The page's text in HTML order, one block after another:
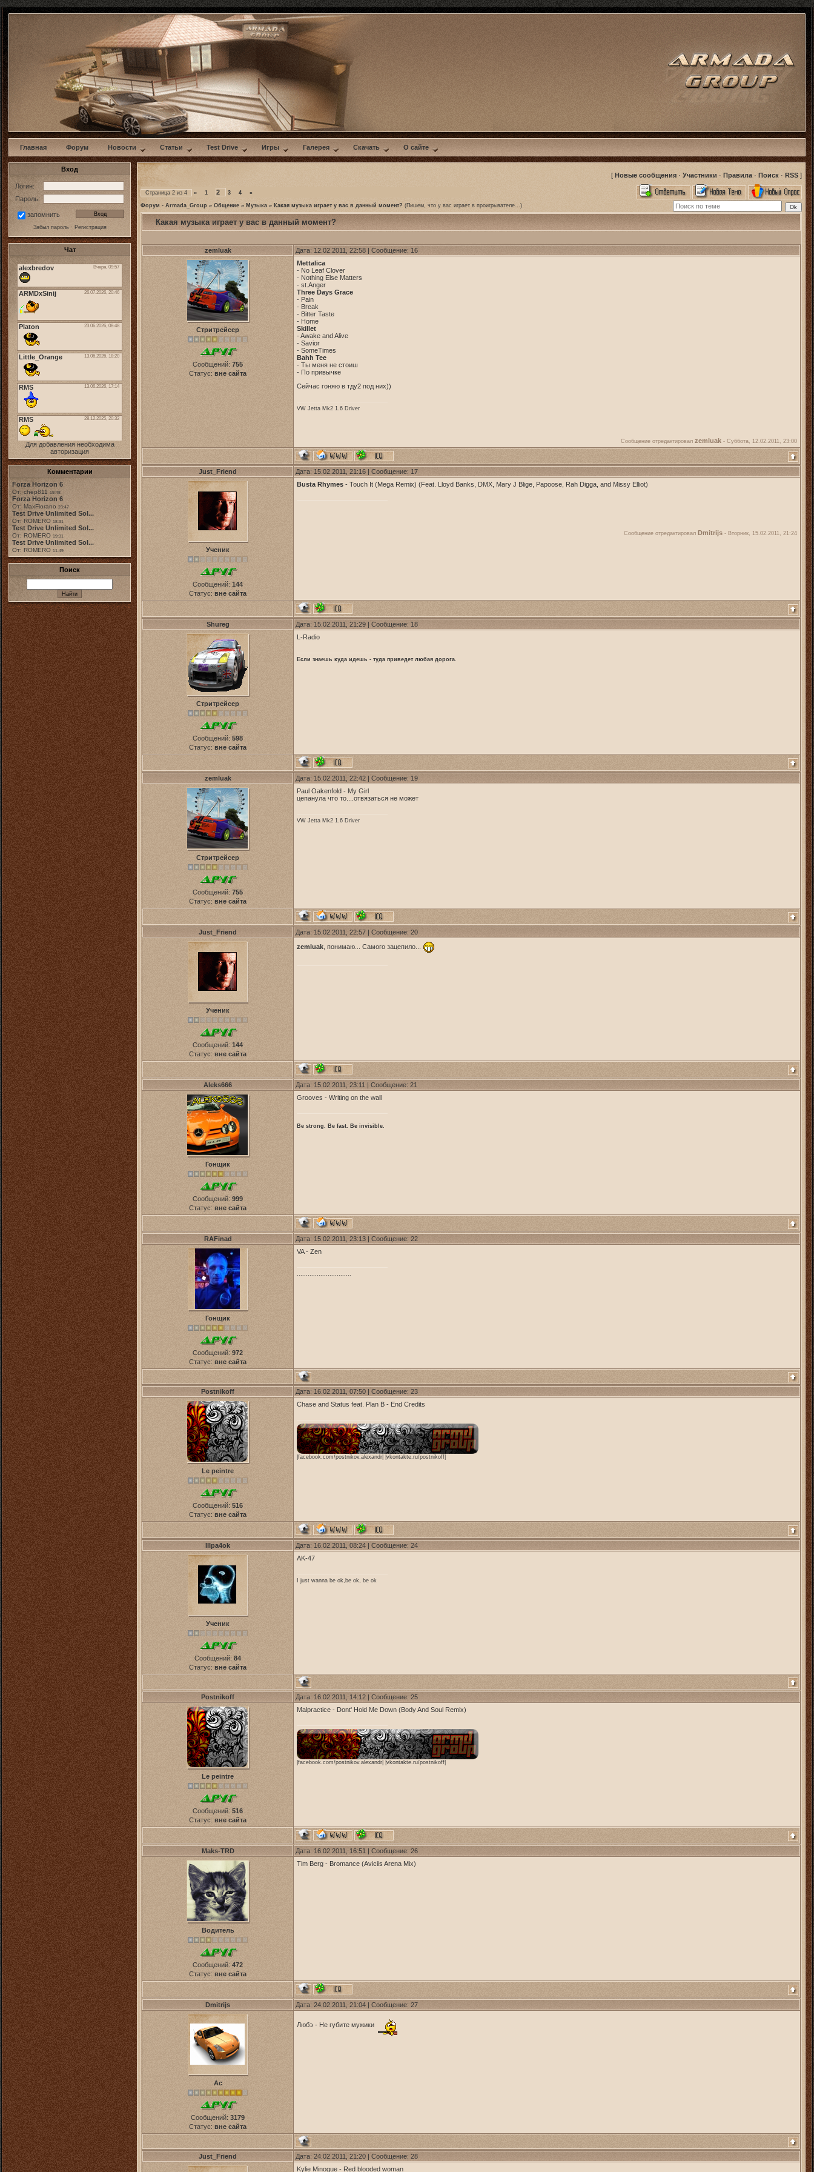
w
Главная Форум Новости Статьи Test Drive Игры Галерея Скачать О сайте
Вход
Логин:
Пароль:
запомнить
Забыл пароль· Регистрация
Чат
Для добавления необходима
авторизация
Комментарии
Forza Horizon 6
От: chep811 19:48
Forza Horizon 6
От: MaxFiorano 23:47
Test Drive Unlimited Sol...
От: ROMERO 18:31
Test Drive Unlimited Sol...
От: ROMERO 19:31
Test Drive Unlimited Sol...
От: ROMERO 11:49
Поиск
[ Новые сообщения · Участники · Правила · Поиск · RSS ]
Страница 2 из 4 « 1 2 3 4 »
Форум - Armada_Group » Общение » Музыка » Какая музыка играет у вас в данный момент? (Пишем, что у вас играет в проигрывателе...)
Какая музыка играет у вас в данный момент?
zemluak Дата: 12.02.2011, 22:58 | Сообщение: 16
Стритрейсер
Сообщений: 755
Статус: вне сайта
Mettalica
- No Leaf Clover
- Nothing Else Matters
- st.Anger
Three Days Grace
- Pain
- Break
- Bitter Taste
- Home
Skillet
- Awake and Alive
- Savior
- SomeTimes
Bahh Tee
- Ты меня не стоиш
- По привычке
Сейчас гоняю в тду2 под них))
VW Jetta Mk2 1.6 Driver
Сообщение отредактировал zemluak - Суббота, 12.02.2011, 23:00
Just_Friend Дата: 15.02.2011, 21:16 | Сообщение: 17
Ученик
Сообщений: 144
Статус: вне сайта
Busta Rhymes - Touch It (Mega Remix) (Feat. Lloyd Banks, DMX, Mary J Blige, Papoose, Rah Digga, and Missy Elliot)
Сообщение отредактировал Dmitrijs - Вторник, 15.02.2011, 21:24
Shureg Дата: 15.02.2011, 21:29 | Сообщение: 18
Стритрейсер
Сообщений: 598
Статус: вне сайта
L-Radio
Если знаешь куда идешь - туда приведет любая дорога.
zemluak Дата: 15.02.2011, 22:42 | Сообщение: 19
Стритрейсер
Сообщений: 755
Статус: вне сайта
Paul Oakenfold - My Girl
цепанула что то....отвязаться не может
VW Jetta Mk2 1.6 Driver
Just_Friend Дата: 15.02.2011, 22:57 | Сообщение: 20
Ученик
Сообщений: 144
Статус: вне сайта
zemluak , понимаю... Самого зацепило...
Aleks666 Дата: 15.02.2011, 23:11 | Сообщение: 21
Гонщик
Сообщений: 999
Статус: вне сайта
Grooves - Writing on the wall
Be strong. Be fast. Be invisible.
RAFinad Дата: 15.02.2011, 23:13 | Сообщение: 22
Гонщик
Сообщений: 972
Статус: вне сайта
VA - Zen
..............................
Postnikoff Дата: 16.02.2011, 07:50 | Сообщение: 23
Le peintre
Сообщений: 516
Статус: вне сайта
Chase and Status feat. Plan B - End Credits
|facebook.com/postnikov.alexandr| |vkontakte.ru/postnikoff|
IIIpa4ok Дата: 16.02.2011, 08:24 | Сообщение: 24
Ученик
Сообщений: 84
Статус: вне сайта
AK-47
I just wanna be ok,be ok, be ok
Postnikoff Дата: 16.02.2011, 14:12 | Сообщение: 25
Le peintre
Сообщений: 516
Статус: вне сайта
Malpractice - Dont' Hold Me Down (Body And Soul Remix)
|facebook.com/postnikov.alexandr| |vkontakte.ru/postnikoff|
Maks-TRD Дата: 16.02.2011, 16:51 | Сообщение: 26
Водитель
Сообщений: 472
Статус: вне сайта
Tim Berg - Bromance (Aviciis Arena Mix)
Dmitrijs Дата: 24.02.2011, 21:04 | Сообщение: 27
Ас
Сообщений: 3179
Статус: вне сайта
Любэ - Не губите мужики
Just_Friend Дата: 24.02.2011, 21:20 | Сообщение: 28
Kylie Minogue - Red blooded woman